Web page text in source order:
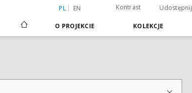
PL EN Kontrast Udostępnij
O PROJEKCIE KOLEKCJE